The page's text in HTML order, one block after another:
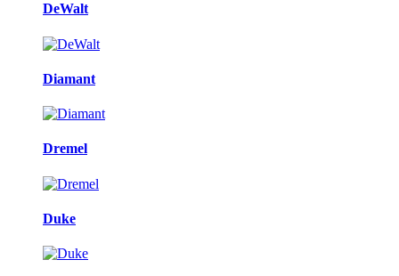
DeWalt
Diamant
Dremel
Duke